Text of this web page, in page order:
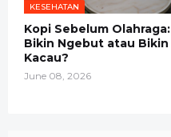
KESEHATAN
Kopi Sebelum Olahraga:
Bikin Ngebut atau Bikin
Kacau?
June 08, 2026